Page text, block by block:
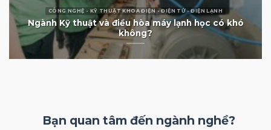
ĐÀO TẠO KHOA - TRUNG TÂM KHOA QUỐC TẾ NGÔN NGỮ NHẬT BẢN
NGÀNH TIẾNG NHẬT BẢN HỌC GÌ VÀ RA TRƯỜNG
LÀM GÌ?
Bạn quan tâm đến ngành nghề?